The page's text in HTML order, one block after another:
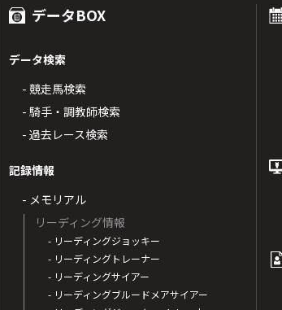
データBOX
データ検索
- 競走馬検索
- 騎手・調教師検索
- 過去レース検索
記録情報
- メモリアル
リーディング情報
- リーディングジョッキー
- リーディングトレーナー
- リーディングサイアー
- リーディングブルードメアサイアー